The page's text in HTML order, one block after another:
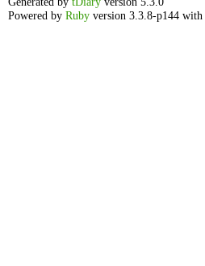
Powered by Ruby version 3.3.8-p144 with